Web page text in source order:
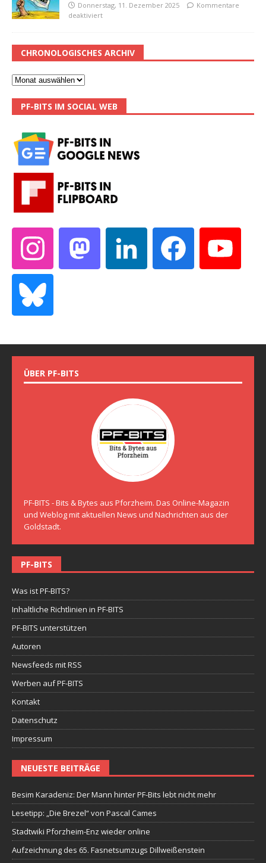
Donnerstag, 11. Dezember 2025
Kommentare
deaktiviert
CHRONOLOGISCHES ARCHIV
PF-BITS IM SOCIAL WEB
ÜBER PF-BITS
PF-BITS - Bits & Bytes aus Pforzheim. Das Online-Magazin
und Weblog mit aktuellen News und Nachrichten aus der
Goldstadt.
PF-BITS
Was ist PF-BITS?
Inhaltliche Richtlinien in PF-BITS
PF-BITS unterstützen
Autoren
Newsfeeds mit RSS
Werben auf PF-BITS
Kontakt
Datenschutz
Impressum
NEUESTE BEITRÄGE
Besim Karadeniz: Der Mann hinter PF-Bits lebt nicht mehr
Lesetipp: „Die Brezel“ von Pascal Cames
Stadtwiki Pforzheim-Enz wieder online
Aufzeichnung des 65. Fasnetsumzugs Dillweißenstein